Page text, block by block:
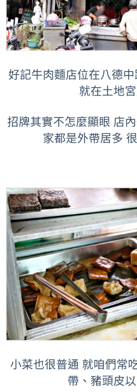
好記牛肉麵店位在八德
就在土地
招牌其實不怎麼顯眼 店
家都是外帶居多
小菜也很普通 就咱們常
帶、豬頭皮